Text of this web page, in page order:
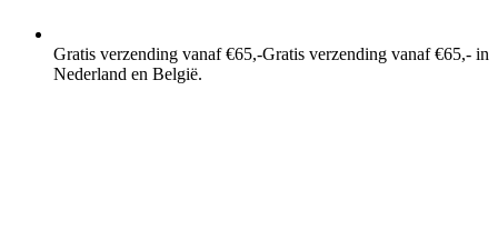
Gratis verzending vanaf €65,-Gratis verzending vanaf €65,- in
Nederland en België.